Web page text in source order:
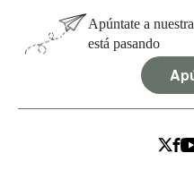
Apúntate a
está pasando